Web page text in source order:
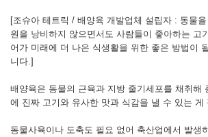
[조슈아 테트릭 / 배양육 개발업체 설립자 : 동물
원을 낭비하지 않으면서도 사람들이 좋아하는 고
어가 미래에 더 나은 식생활을 위한 좋은 방법이
니다.]
배양육은 동물의 근육과 지방 줄기세포를 채취해
에 진짜 고기와 유사한 맛과 식감을 낼 수 있는 게
동물사육이나 도축도 필요 없어 축산업에서 발생